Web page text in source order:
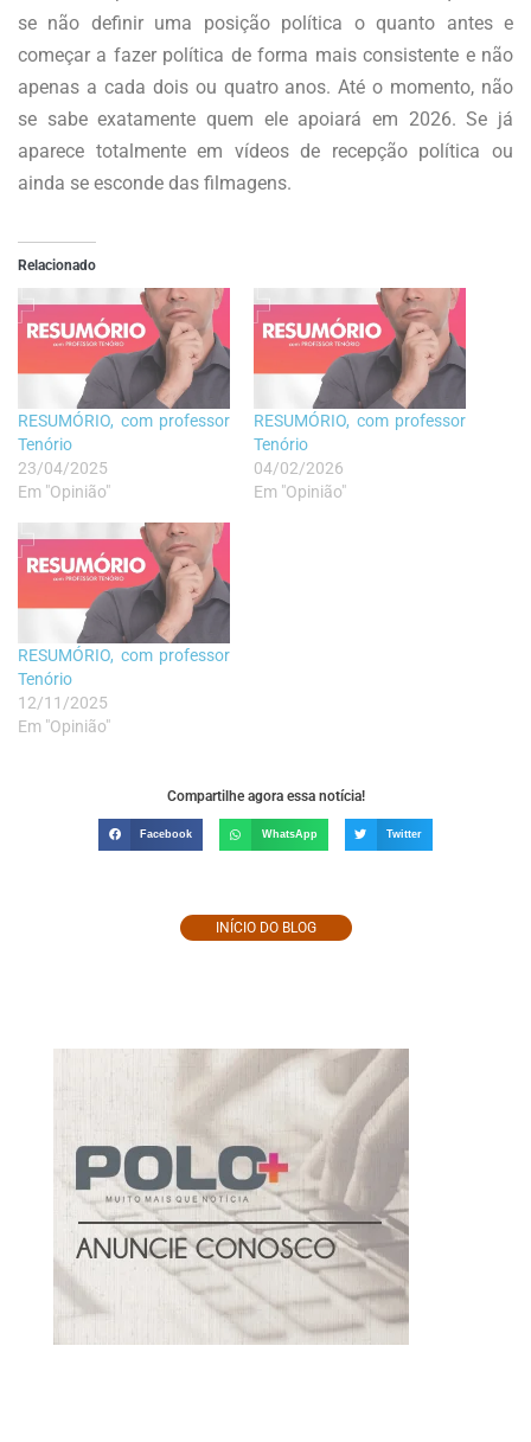
se não definir uma posição política o quanto antes e
começar a fazer política de forma mais consistente e não
apenas a cada dois ou quatro anos. Até o momento, não
se sabe exatamente quem ele apoiará em 2026. Se já
aparece totalmente em vídeos de recepção política ou
ainda se esconde das filmagens.
Relacionado
RESUMÓRIO, com professor
Tenório
23/04/2025
Em "Opinião"
RESUMÓRIO, com professor
Tenório
04/02/2026
Em "Opinião"
RESUMÓRIO, com professor
Tenório
12/11/2025
Em "Opinião"
Compartilhe agora essa notícia!
Facebook WhatsApp Twitter
INÍCIO DO BLOG